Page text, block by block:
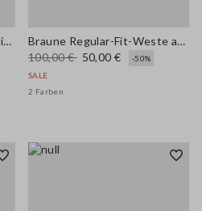
Beiger Blazer aus reinem Leinen im Regular Fit
Braune Regular-Fit-Weste aus elastischem Leinen-Viscose-Mix
100,00 € 50,00 €
-50%
SALE
2 Farben